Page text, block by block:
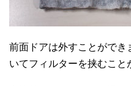
前面ドアは外すことができ
いてフィルターを挟むこと